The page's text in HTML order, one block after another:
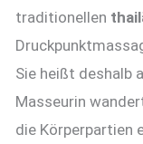
traditionellen
Sie heißt deshalb
Masseurin
die Körperpartien